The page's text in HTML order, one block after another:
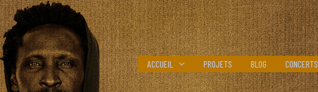
ACCUEIL PROJETS BLOG CONCERTS